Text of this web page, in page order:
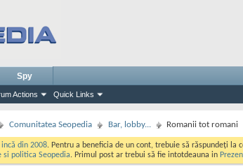
Actions Quick Links
Spy
Comunitatea Seopedia Bar, lobby... Romanii tot romani
incă din 2008. Pentru a beneficia de un cont, trebuie să răspundeți
si politica Seopedia. Primul post ar trebui să fie intotdeauna in